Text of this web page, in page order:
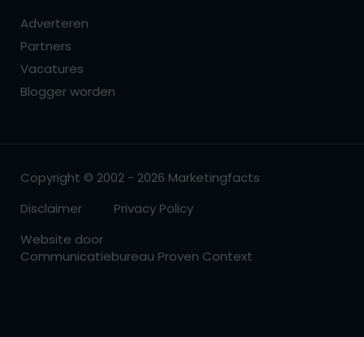
Adverteren
Partners
Vacatures
Blogger worden
Copyright © 2002 - 2026 Marketingfacts
Disclaimer
Privacy Policy
Website door
Communicatiebureau Proven Context